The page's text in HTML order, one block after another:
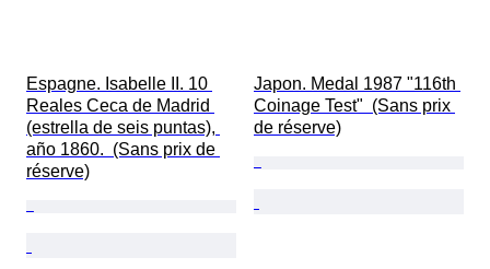
Espagne. Isabelle II. 10
Reales Ceca de Madrid
(estrella de seis puntas),
año 1860.  (Sans prix de
réserve)
Japon. Medal 1987 "116th
Coinage Test"  (Sans prix
de réserve)